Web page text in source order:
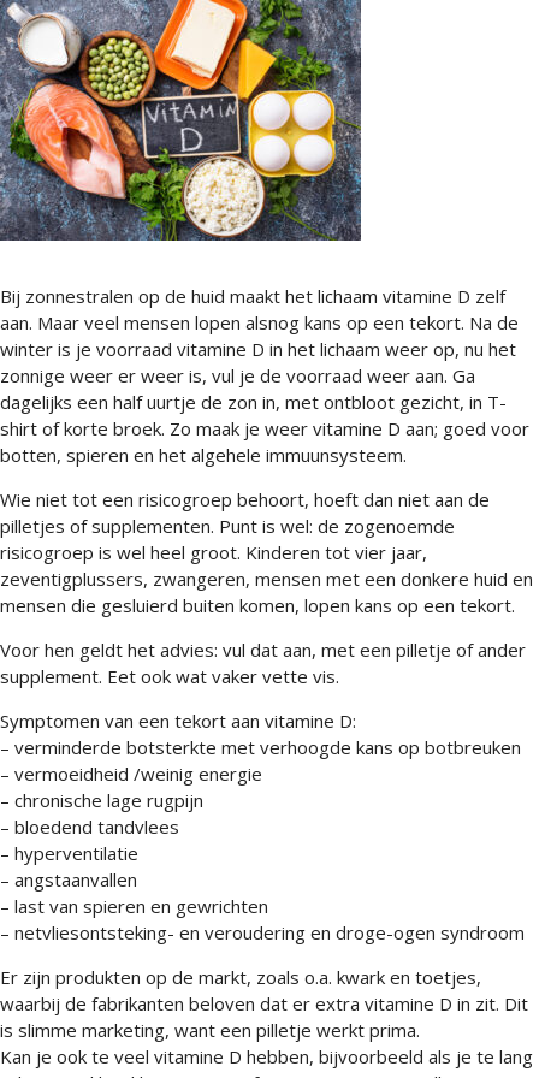
Bij zonnestralen op de huid maakt het lichaam vitamine D zelf
aan. Maar veel mensen lopen alsnog kans op een tekort. Na de
winter is je voorraad vitamine D in het lichaam weer op, nu het
zonnige weer er weer is, vul je de voorraad weer aan. Ga
dagelijks een half uurtje de zon in, met ontbloot gezicht, in T-
shirt of korte broek. Zo maak je weer vitamine D aan; goed voor
botten, spieren en het algehele immuunsysteem.
Wie niet tot een risicogroep behoort, hoeft dan niet aan de
pilletjes of supplementen. Punt is wel: de zogenoemde
risicogroep is wel heel groot. Kinderen tot vier jaar,
zeventigplussers, zwangeren, mensen met een donkere huid en
mensen die gesluierd buiten komen, lopen kans op een tekort.
Voor hen geldt het advies: vul dat aan, met een pilletje of ander
supplement. Eet ook wat vaker vette vis.
Symptomen van een tekort aan vitamine D:
– verminderde botsterkte met verhoogde kans op botbreuken
– vermoeidheid /weinig energie
– chronische lage rugpijn
– bloedend tandvlees
– hyperventilatie
– angstaanvallen
– last van spieren en gewrichten
– netvliesontsteking- en veroudering en droge-ogen syndroom
Er zijn produkten op de markt, zoals o.a. kwark en toetjes,
waarbij de fabrikanten beloven dat er extra vitamine D in zit. Dit
is slimme marketing, want een pilletje werkt prima.
Kan je ook te veel vitamine D hebben, bijvoorbeeld als je te lang